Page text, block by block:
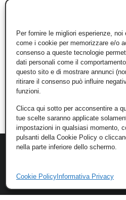
Per fornire le migliori esperienze,
come i cookie per memorizzare e/o
consenso a queste tecnologie
dati personali come il
questo sito e di mostrare annunci
ritirare il consenso può influire
funzioni.
Clicca qui sotto per acconsentire a
tue scelte saranno applicate
impostazioni in qualsiasi momento,
pulsanti della Cookie Policy o
nella parte inferiore dello schermo.
Cookie Policy Informativa Privacy